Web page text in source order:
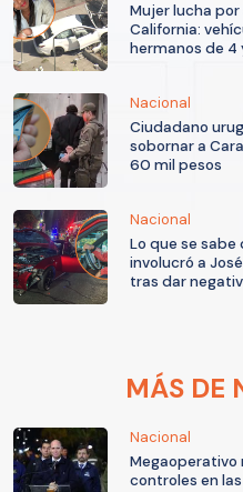
Mujer lucha
California:
hermanos de 4
Nacional
Ciudadano
sobornar a
60 mil pesos
Nacional
Lo que se
involucró a
tras dar
MÁS DE
Nacional
Megaoperativo
controles en